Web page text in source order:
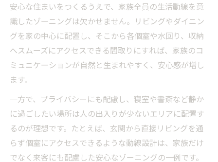
安心な住まいをつくるうえで、家族全員の生活動線を意
識したゾーニングは欠かせません。リビングやダイニン
グを家の中心に配置し、そこから各個室や水回り、収納
へスムーズにアクセスできる間取りにすれば、家族のコ
ミュニケーションが自然と生まれやすく、安心感が増し
ます。
一方で、プライバシーにも配慮し、寝室や書斎など静か
に過ごしたい場所は人の出入りが少ないエリアに配置す
るのが理想です。たとえば、玄関から直接リビングを通
らず個室にアクセスできるような動線設計は、家族だけ
でなく来客にも配慮した安心なゾーニングの一例です。